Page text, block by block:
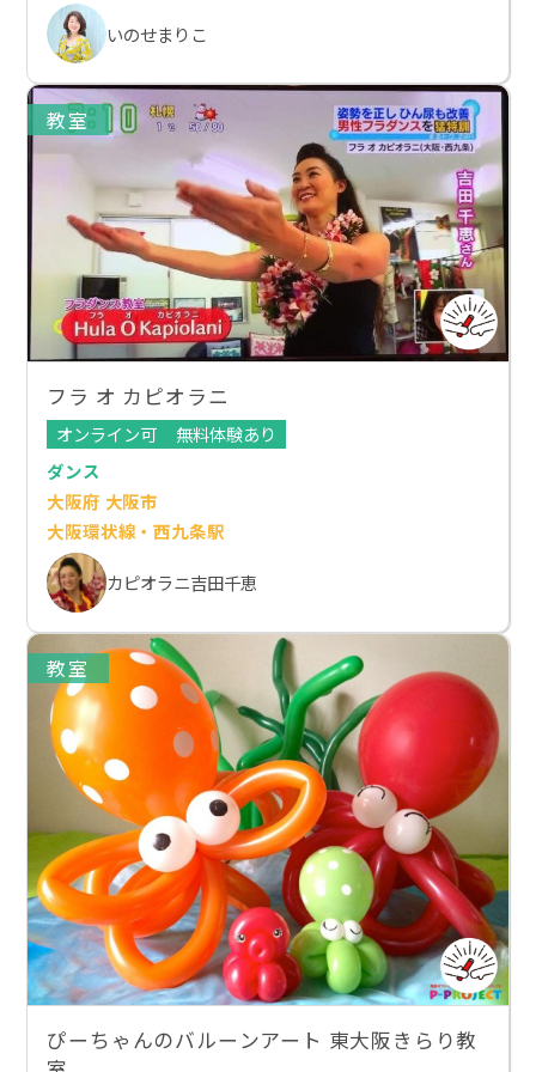
いのせまりこ
教室
フラ オ カピオラニ
オンライン可
無料体験あり
ダンス
大阪府 大阪市
大阪環状線・西九条駅
カピオラニ吉田千恵
教室
ぴーちゃんのバルーンアート 東大阪きらり教